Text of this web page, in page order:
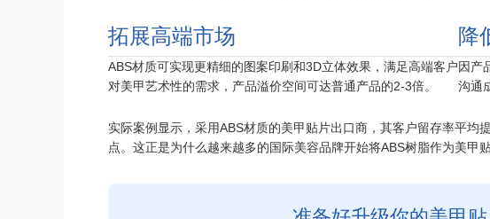
拓展高端市场
ABS材质可实现更精细的图案印刷和3D立体效果，满足高端客户
对美甲艺术性的需求，产品溢价空间可达普通产品的2-3倍。
降
因产
沟通
实际案例显示，采用ABS材质的美甲贴片出口商，其客户留存率平
点。这正是为什么越来越多的国际美容品牌开始将ABS树脂作为美甲